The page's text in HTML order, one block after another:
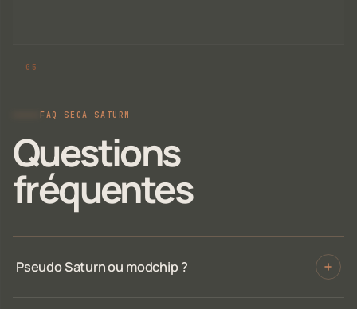
FAQ SEGA SATURN
Questions
fréquentes
Pseudo Saturn ou modchip ?